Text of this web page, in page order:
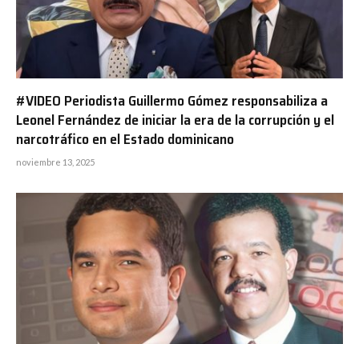
#VIDEO Periodista Guillermo Gómez responsabiliza a
Leonel Fernández de iniciar la era de la corrupción y el
narcotráfico en el Estado dominicano
noviembre 13, 2025